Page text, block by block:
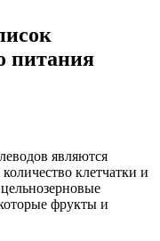
питания
являются
клетчатки и
фрукты и